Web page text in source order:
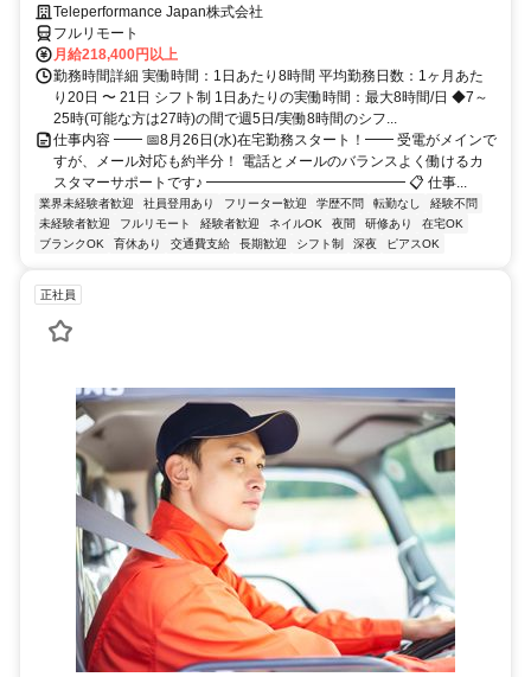
Teleperformance Japan株式会社
フルリモート
月給218,400円以上
勤務時間詳細 実働時間：1日あたり8時間 平均勤務日数：1ヶ月あた
り20日 〜 21日 シフト制 1日あたりの実働時間：最大8時間/日 ◆7～
25時(可能な方は27時)の間で週5日/実働8時間のシフ...
仕事内容 ━━ 📅8月26日(水)在宅勤務スタート！━━ 受電がメインで
すが、メール対応も約半分！ 電話とメールのバランスよく働けるカ
スタマーサポートです♪ ━━━━━━━━━━━━━━ 📋 仕事...
業界未経験者歓迎 社員登用あり フリーター歓迎 学歴不問 転勤なし
経験不問
未経験者歓迎
フルリモート 経験者歓迎 ネイルOK 夜間 研修あり
在宅OK
ブランクOK
育休あり 交通費支給 長期歓迎 シフト制 深夜 ピアスOK
正社員